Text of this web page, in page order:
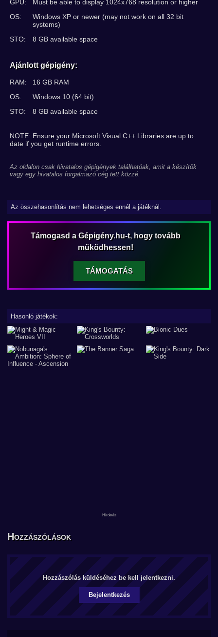
GPU:
Must be able to display 1024x768 resolution or higher
OS:
Windows XP or newer (may not work on all 32 bit
systems)
STO:
8 GB available space
Ajánlott gépigény:
RAM:
16 GB RAM
OS:
Windows 10 (64 bit)
STO:
8 GB available space
NOTE: Ensure your Microsoft Visual C++ Libraries are up to
date if you get runtime errors.
Az oldalon csak hivatalos gépigények találhatóak, amit a készítők
vagy egy hivatalos forgalmazó cég tett közzé.
Az összehasonlítás nem lehetséges ennél a játéknál.
Támogasd a Gépigény.hu-t, hogy tovább
működhessen!
TÁMOGATÁS
Hasonló játékok:
Hozzászólások
Hozzászólás küldéséhez be kell jelentkezni.
Bejelentkezés